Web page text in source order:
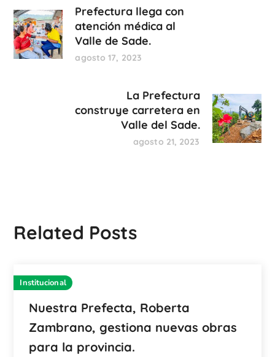
Prefectura llega con
atención médica al
Valle de Sade.
agosto 17, 2023
La Prefectura
construye carretera en
Valle del Sade.
agosto 21, 2023
Related Posts
Institucional
Nuestra Prefecta, Roberta
Zambrano, gestiona nuevas obras
para la provincia.